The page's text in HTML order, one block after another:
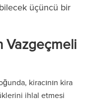
üçüncü bir
Vazgeçmeli
kiracının kira
ihlal etmesi